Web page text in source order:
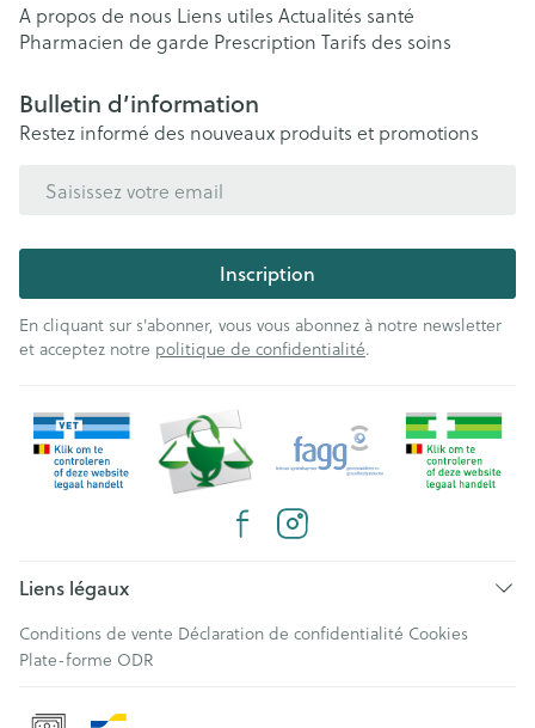
A propos de nous Liens utiles Actualités santé
Pharmacien de garde Prescription Tarifs des soins
Bulletin d’information
Restez informé des nouveaux produits et promotions
Inscription
En cliquant sur s'abonner, vous vous abonnez à notre newsletter
et acceptez notre politique de confidentialité.
Liens légaux
Conditions de vente Déclaration de confidentialité Cookies
Plate-forme ODR